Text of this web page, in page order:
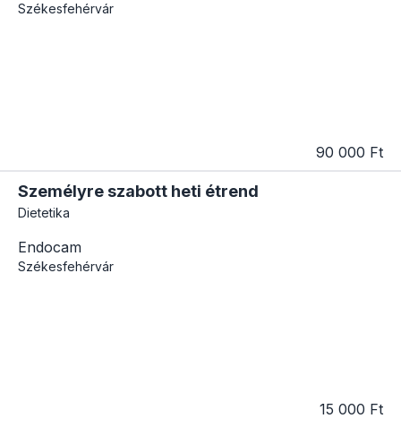
Székesfehérvár
90 000 Ft
Személyre szabott heti étrend
Dietetika
Endocam
Székesfehérvár
15 000 Ft